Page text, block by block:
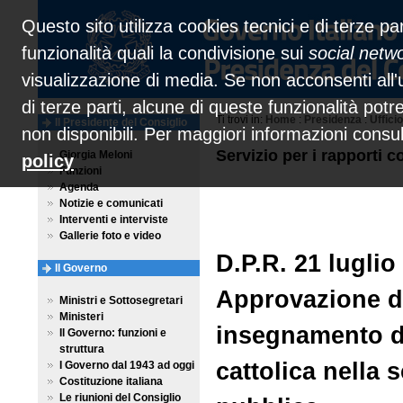
Questo sito utilizza cookies tecnici e di terze
funzionalità quali la condivisione sui social
visualizzazione di media. Se non acconsenti
di terze parti, alcune di queste funzionalità
non disponibili. Per maggiori informazioni
policy
Ti trovi in: Home : Presidenza :
Servizio per i rapporti
D.P.R. 21 luglio
Approvazione
insegnamento
cattolica nella
Il Presidente del Consiglio
Giorgia Meloni
Funzioni
Agenda
Notizie e comunicati
Interventi e interviste
Gallerie foto e video
Il Governo
Ministri e Sottosegretari
Ministeri
Il Governo: funzioni e
struttura
I Governo dal 1943 ad oggi
Costituzione italiana
Le riunioni del Consiglio